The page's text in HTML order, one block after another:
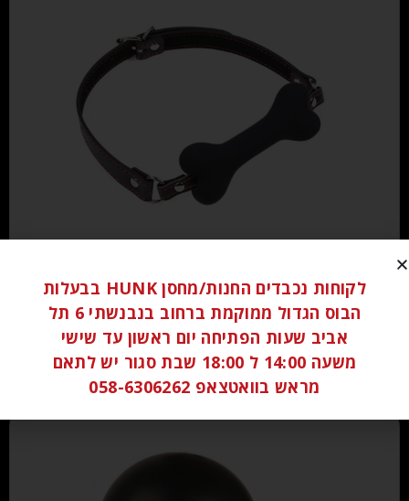
הוספה לסל
לקוחות נכבדים החנות/מחסן HUNK בבעלות
הבוס הגדול ממוקמת ברחוב בנבנשתי 6 תל
אביב שעות הפתיחה יום ראשון עד שישי
משעה 14:00 ל 18:00 שבת סגור יש לתאם
מראש בוואטצאפ 058-6306262